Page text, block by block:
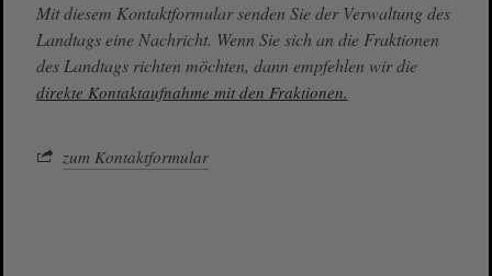
Mit diesem Kontaktformular senden Sie der Verwaltung des
Landtags eine Nachricht. Wenn Sie sich an die Fraktionen
des Landtags richten möchten, dann empfehlen wir die
direkte Kontaktaufnahme mit den Fraktionen.
zum Kontaktformular